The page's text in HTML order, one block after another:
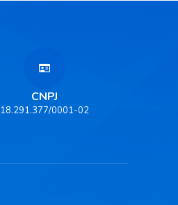
CNPJ
18.291.377/0001-02